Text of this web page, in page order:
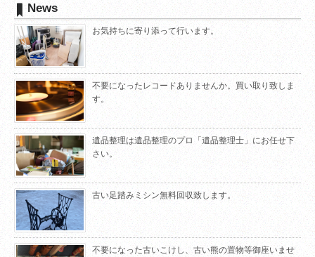
News
お気持ちに寄り添って行います。
不要になったレコードありませんか。買い取り致しま
す。
遺品整理は遺品整理のプロ「遺品整理士」にお任せ下
さい。
古い足踏みミシン無料回収致します。
不要になった古いこけし、古い熊の置物等御座いませ